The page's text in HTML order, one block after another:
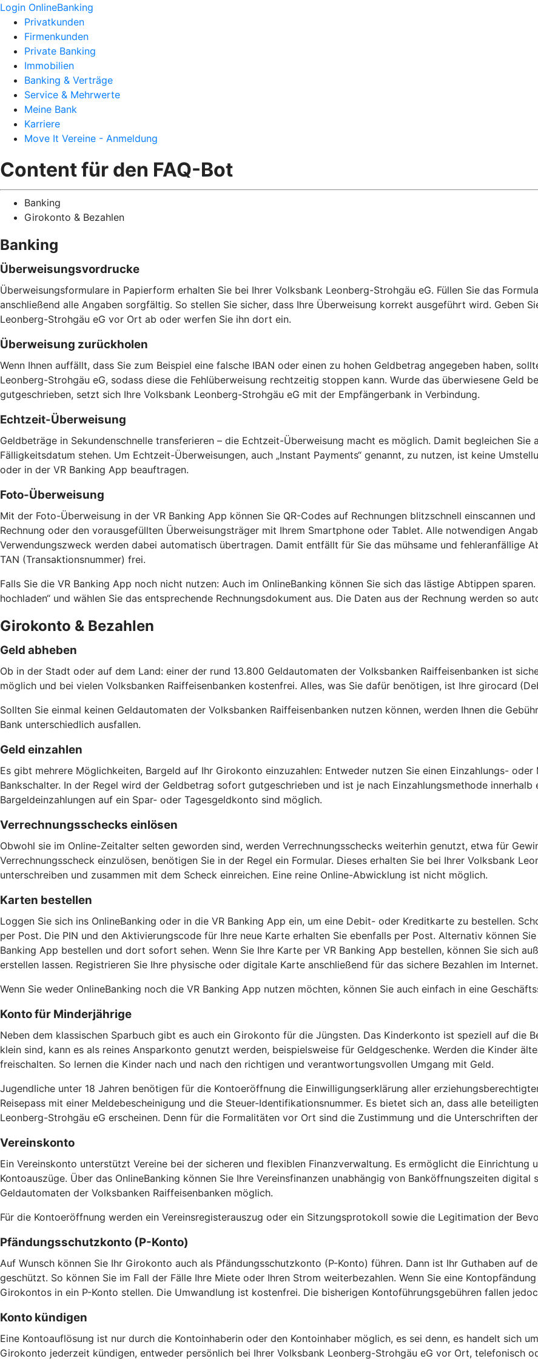
Login OnlineBanking
Privatkunden
Firmenkunden
Private Banking
Immobilien
Banking & Verträge
Service & Mehrwerte
Meine Bank
Karriere
Move It Vereine - Anmeldung
Content für den FAQ-Bot
Banking
Girokonto & Bezahlen
Banking
Überweisungsvordrucke
Überweisungsformulare in Papierform erhalten Sie bei Ihrer Volksbank Leonberg-Strohgäu eG. Füllen Sie das
anschließend alle Angaben sorgfältig. So stellen Sie sicher, dass Ihre Überweisung korrekt ausgeführt wird. Geben
Leonberg-Strohgäu eG vor Ort ab oder werfen Sie ihn dort ein.
Überweisung zurückholen
Wenn Ihnen auffällt, dass Sie zum Beispiel eine falsche IBAN oder einen zu hohen Geldbetrag angegeben haben,
Leonberg-Strohgäu eG, sodass diese die Fehlüberweisung rechtzeitig stoppen kann. Wurde das überwiesene Geld
gutgeschrieben, setzt sich Ihre Volksbank Leonberg-Strohgäu eG mit der Empfängerbank in Verbindung.
Echtzeit-Überweisung
Geldbeträge in Sekundenschnelle transferieren – die Echtzeit-Überweisung macht es möglich. Damit begleichen
Fälligkeitsdatum stehen. Um Echtzeit-Überweisungen, auch „Instant Payments“ genannt, zu nutzen, ist keine
oder in der VR Banking App beauftragen.
Foto-Überweisung
Mit der Foto-Überweisung in der VR Banking App können Sie QR-Codes auf Rechnungen blitzschnell einscannen
Rechnung oder den vorausgefüllten Überweisungsträger mit Ihrem Smartphone oder Tablet. Alle notwendigen
Verwendungszweck werden dabei automatisch übertragen. Damit entfällt für Sie das mühsame und fehleranfällige
TAN (Transaktionsnummer) frei.
Falls Sie die VR Banking App noch nicht nutzen: Auch im OnlineBanking können Sie sich das lästige Abtippen
hochladen“ und wählen Sie das entsprechende Rechnungsdokument aus. Die Daten aus der Rechnung werden so
Girokonto & Bezahlen
Geld abheben
Ob in der Stadt oder auf dem Land: einer der rund 13.800 Geldautomaten der Volksbanken Raiffeisenbanken ist
möglich und bei vielen Volksbanken Raiffeisenbanken kostenfrei. Alles, was Sie dafür benötigen, ist Ihre girocard
Sollten Sie einmal keinen Geldautomaten der Volksbanken Raiffeisenbanken nutzen können, werden Ihnen die
Bank unterschiedlich ausfallen.
Geld einzahlen
Es gibt mehrere Möglichkeiten, Bargeld auf Ihr Girokonto einzuzahlen: Entweder nutzen Sie einen Einzahlungs-
Bankschalter. In der Regel wird der Geldbetrag sofort gutgeschrieben und ist je nach Einzahlungsmethode
Bargeldeinzahlungen auf ein Spar- oder Tagesgeldkonto sind möglich.
Verrechnungsschecks einlösen
Obwohl sie im Online-Zeitalter selten geworden sind, werden Verrechnungsschecks weiterhin genutzt, etwa für
Verrechnungsscheck einzulösen, benötigen Sie in der Regel ein Formular. Dieses erhalten Sie bei Ihrer Volksbank
unterschreiben und zusammen mit dem Scheck einreichen. Eine reine Online-Abwicklung ist nicht möglich.
Karten bestellen
Loggen Sie sich ins OnlineBanking oder in die VR Banking App ein, um eine Debit- oder Kreditkarte zu bestellen.
per Post. Die PIN und den Aktivierungscode für Ihre neue Karte erhalten Sie ebenfalls per Post. Alternativ können
Banking App bestellen und dort sofort sehen. Wenn Sie Ihre Karte per VR Banking App bestellen, können Sie sich
erstellen lassen. Registrieren Sie Ihre physische oder digitale Karte anschließend für das sichere Bezahlen im Internet.
Wenn Sie weder OnlineBanking noch die VR Banking App nutzen möchten, können Sie auch einfach in eine
Konto für Minderjährige
Neben dem klassischen Sparbuch gibt es auch ein Girokonto für die Jüngsten. Das Kinderkonto ist speziell auf die
klein sind, kann es als reines Ansparkonto genutzt werden, beispielsweise für Geldgeschenke. Werden die Kinder
freischalten. So lernen die Kinder nach und nach den richtigen und verantwortungsvollen Umgang mit Geld.
Jugendliche unter 18 Jahren benötigen für die Kontoeröffnung die Einwilligungserklärung aller
Reisepass mit einer Meldebescheinigung und die Steuer-Identifikationsnummer. Es bietet sich an, dass alle
Leonberg-Strohgäu eG erscheinen. Denn für die Formalitäten vor Ort sind die Zustimmung und die Unterschriften
Vereinskonto
Ein Vereinskonto unterstützt Vereine bei der sicheren und flexiblen Finanzverwaltung. Es ermöglicht die
Kontoauszüge. Über das OnlineBanking können Sie Ihre Vereinsfinanzen unabhängig von Banköffnungszeiten digital
Geldautomaten der Volksbanken Raiffeisenbanken möglich.
Für die Kontoeröffnung werden ein Vereinsregisterauszug oder ein Sitzungsprotokoll sowie die Legitimation der
Pfändungsschutzkonto (P-Konto)
Auf Wunsch können Sie Ihr Girokonto auch als Pfändungsschutzkonto (P-Konto) führen. Dann ist Ihr Guthaben auf
geschützt. So können Sie im Fall der Fälle Ihre Miete oder Ihren Strom weiterbezahlen. Wenn Sie eine
Girokontos in ein P-Konto stellen. Die Umwandlung ist kostenfrei. Die bisherigen Kontoführungsgebühren fallen
Konto kündigen
Eine Kontoauflösung ist nur durch die Kontoinhaberin oder den Kontoinhaber möglich, es sei denn, es handelt sich
Girokonto jederzeit kündigen, entweder persönlich bei Ihrer Volksbank Leonberg-Strohgäu eG vor Ort, telefonisch